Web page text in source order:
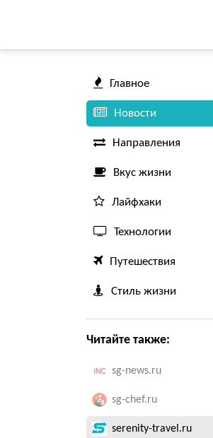
Главное
Новости
Направления
Вкус жизни
Лайфхаки
Технологии
Путешествия
Стиль жизни
Читайте также:
sg-news.ru
sg-chef.ru
serenity-travel.ru